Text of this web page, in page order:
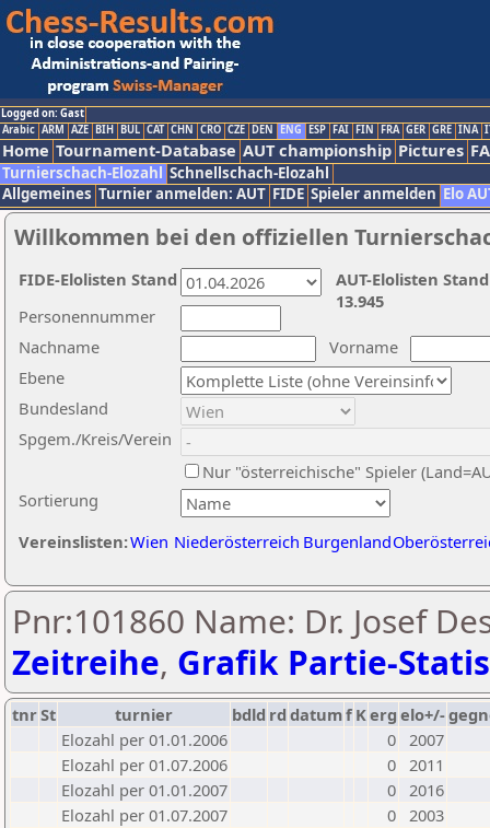
Logged on: Gast
Arabic ARM AZE BIH BUL CAT CHN CRO CZE DEN ENG ESP FAI FIN FRA GER GRE INA
Home Tournament-Database AUT championship Pictures
Turnierschach-Elozahl Schnellschach-Elozahl
Allgemeines Turnier anmelden: AUT FIDE Spieler anmelden Elo
Willkommen bei den offiziellen
Nachname
Vorname
Ebene
Sortierung
Personennummer
Bundesland
Spgem./Kreis/Verein
Nur "österreichische" Spieler
Vereinslisten:Wien Niederösterreich Burgenland
AUT-Elolisten
13.945
FIDE-Elolisten Stand
Pnr:101860 Name: Dr. Josef
Zeitreihe, Grafik Partie-
tnrSt turnier bdld rd datumf Kerg elo+/-
Elozahl per 01.01.2006
0 2007
Elozahl per 01.07.2006
0 2011
Elozahl per 01.01.2007
0 2016
Elozahl per 01.07.2007
0 2003